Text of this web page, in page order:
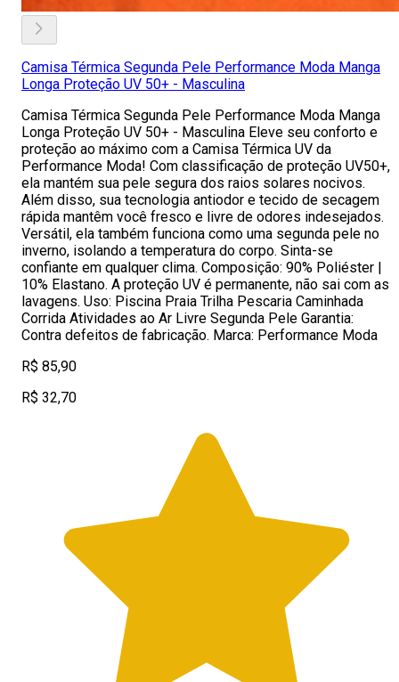
Camisa Térmica Segunda Pele Performance Moda Manga
Longa Proteção UV 50+ - Masculina
Camisa Térmica Segunda Pele Performance Moda Manga
Longa Proteção UV 50+ - Masculina Eleve seu conforto e
proteção ao máximo com a Camisa Térmica UV da
Performance Moda! Com classificação de proteção UV50+,
ela mantém sua pele segura dos raios solares nocivos.
Além disso, sua tecnologia antiodor e tecido de secagem
rápida mantêm você fresco e livre de odores indesejados.
Versátil, ela também funciona como uma segunda pele no
inverno, isolando a temperatura do corpo. Sinta-se
confiante em qualquer clima. Composição: 90% Poliéster |
10% Elastano. A proteção UV é permanente, não sai com as
lavagens. Uso: Piscina Praia Trilha Pescaria Caminhada
Corrida Atividades ao Ar Livre Segunda Pele Garantia:
Contra defeitos de fabricação. Marca: Performance Moda
R$ 85,90
R$ 32,70